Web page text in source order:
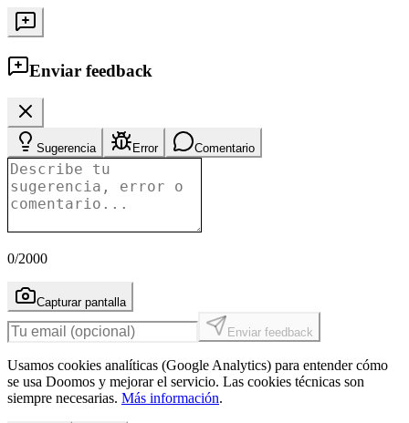
Enviar feedback
Sugerencia Error Comentario
0/2000
Capturar pantalla
Enviar feedback
Usamos cookies analíticas (Google Analytics) para entender cómo
se usa Doomos y mejorar el servicio. Las cookies técnicas son
siempre necesarias. Más información.